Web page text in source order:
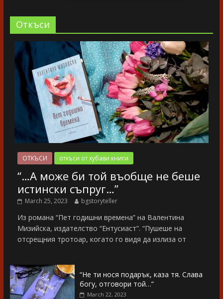
Oткъси
ОТКЪСИ откъси от хубави книги
“…А може би той въобще не беше
истински съпруг…”
March 25, 2023 bgstoryteller
Из романа “Пет годишни времена” на Валентина
Мизийска, издателство “Ентусиаст”. “Пушеше на
отсрещния тротоар, когато го видя да излиза от
“Не ти нося подарък, каза тя. Слава
богу, отговори той…”
March 22, 2023